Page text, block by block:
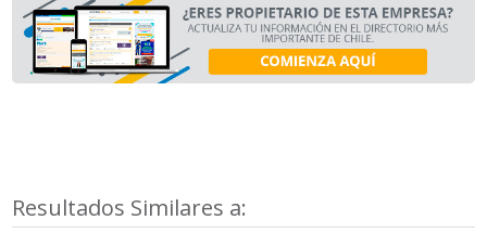
Resultados Similares a: